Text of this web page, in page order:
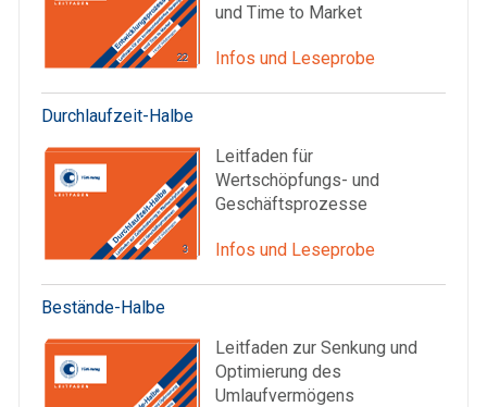
und Time to Market
Infos und Leseprobe
Durchlaufzeit-Halbe
Leitfaden für
Wertschöpfungs- und
Geschäftsprozesse
Infos und Leseprobe
Bestände-Halbe
Leitfaden zur Senkung und
Optimierung des
Umlaufvermögens